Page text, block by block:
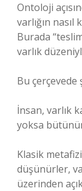
Ontoloji
varlığın
Burada
varlık
Bu çerçevede
İnsan, varlık
yoksa
Klasik
düşünürler,
üzerinden